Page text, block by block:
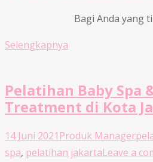
Bagi Anda yang
Selengkapnya
Pelatihan Baby Spa
Treatment di Kota
14 Juni 2021 Produk Manager
spa, pelatihan jakartaLeave a